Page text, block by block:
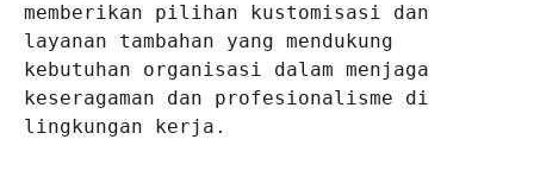
memberikan pilihan kustomisasi dan
layanan tambahan yang mendukung
kebutuhan organisasi dalam menjaga
keseragaman dan profesionalisme di
lingkungan kerja.